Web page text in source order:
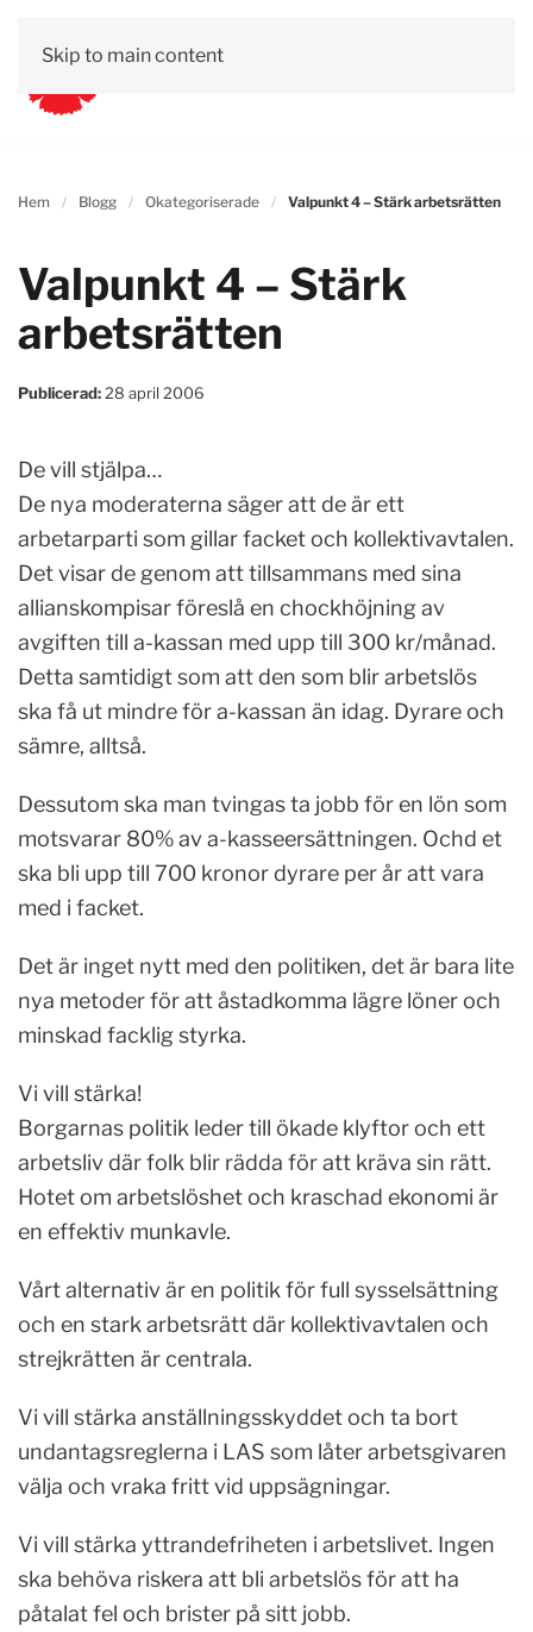
Skip to main content
Hem Blogg Okategoriserade Valpunkt 4 – Stärk arbetsrätten
Valpunkt 4 – Stärk
arbetsrätten
Publicerad: 28 april 2006
De vill stjälpa…
De nya moderaterna säger att de är ett
arbetarparti som gillar facket och kollektivavtalen.
Det visar de genom att tillsammans med sina
allianskompisar föreslå en chockhöjning av
avgiften till a-kassan med upp till 300 kr/månad.
Detta samtidigt som att den som blir arbetslös
ska få ut mindre för a-kassan än idag. Dyrare och
sämre, alltså.
Dessutom ska man tvingas ta jobb för en lön som
motsvarar 80% av a-kasseersättningen. Ochd et
ska bli upp till 700 kronor dyrare per år att vara
med i facket.
Det är inget nytt med den politiken, det är bara lite
nya metoder för att åstadkomma lägre löner och
minskad facklig styrka.
Vi vill stärka!
Borgarnas politik leder till ökade klyftor och ett
arbetsliv där folk blir rädda för att kräva sin rätt.
Hotet om arbetslöshet och kraschad ekonomi är
en effektiv munkavle.
Vårt alternativ är en politik för full sysselsättning
och en stark arbetsrätt där kollektivavtalen och
strejkrätten är centrala.
Vi vill stärka anställningsskyddet och ta bort
undantagsreglerna i LAS som låter arbetsgivaren
välja och vraka fritt vid uppsägningar.
Vi vill stärka yttrandefriheten i arbetslivet. Ingen
ska behöva riskera att bli arbetslös för att ha
påtalat fel och brister på sitt jobb.